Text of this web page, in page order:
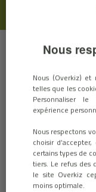
Overkiz
Amsterdam
13 novembre 2017 /
Nous
Nous (Overkiz) et
telles que les
Personnaliser
expérience
Nous respectons
choisir
certains types de
tiers. Le refus des
le site Overkiz
moins optimale.